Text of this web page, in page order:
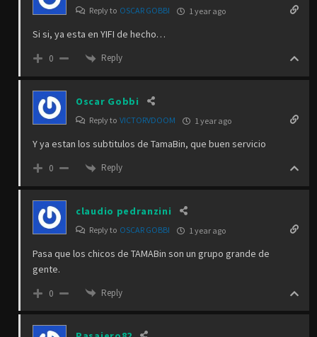
Reply to OSCAR GOBBI 1 year ago
Si si, ya esta en YIFI de hecho…
0 Reply
Oscar Gobbi
Reply to VICTORVDOOM 1 year ago
Y ya estan los subtitulos de TamaBin, que buen servicio
0 Reply
claudio pedranzini
Reply to OSCAR GOBBI 1 year ago
Pasa que los chicos de TAMABin son un grupo grande de
gente.
0 Reply